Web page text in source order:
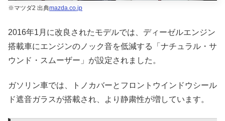
※マツダ2 出典mazda.co.jp
2016年1月に改良されたモデルでは、ディーゼルエンジン
搭載車にエンジンのノック音を低減する「ナチュラル・サ
ウンド・スムーザー」が設定されました。
ガソリン車では、トノカバーとフロントウインドウシール
ド遮音ガラスが搭載され、より静粛性が増しています。